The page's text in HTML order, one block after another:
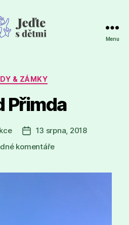
Menu
Rubriky
& ZÁMKY
Přimda
Datum
příspěvku
13 srpna, 2018
komentářeu